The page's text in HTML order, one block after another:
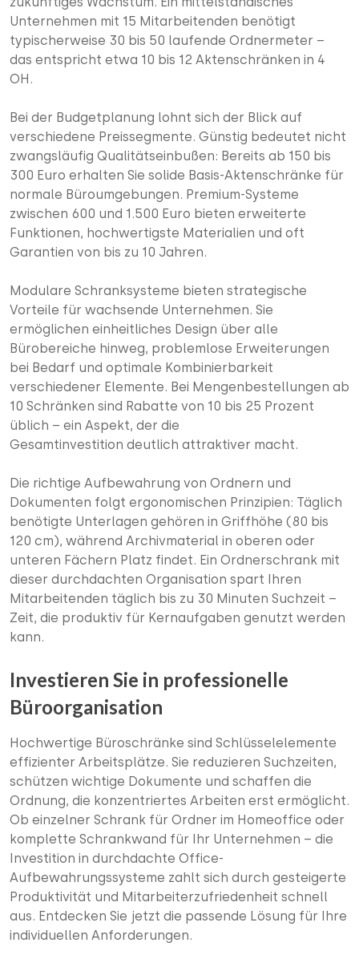
Unternehmen mit 15 Mitarbeitenden benötigt
typischerweise 30 bis 50 laufende Ordnermeter –
das entspricht etwa 10 bis 12 Aktenschränken in 4
OH.
Bei der Budgetplanung lohnt sich der Blick auf
verschiedene Preissegmente. Günstig bedeutet nicht
zwangsläufig Qualitätseinbußen: Bereits ab 150 bis
300 Euro erhalten Sie solide Basis-Aktenschränke für
normale Büroumgebungen. Premium-Systeme
zwischen 600 und 1.500 Euro bieten erweiterte
Funktionen, hochwertigste Materialien und oft
Garantien von bis zu 10 Jahren.
Modulare Schranksysteme bieten strategische
Vorteile für wachsende Unternehmen. Sie
ermöglichen einheitliches Design über alle
Bürobereiche hinweg, problemlose Erweiterungen
bei Bedarf und optimale Kombinierbarkeit
verschiedener Elemente. Bei Mengenbestellungen ab
10 Schränken sind Rabatte von 10 bis 25 Prozent
üblich – ein Aspekt, der die
Gesamtinvestition deutlich attraktiver macht.
Die richtige Aufbewahrung von Ordnern und
Dokumenten folgt ergonomischen Prinzipien: Täglich
benötigte Unterlagen gehören in Griffhöhe (80 bis
120 cm), während Archivmaterial in oberen oder
unteren Fächern Platz findet. Ein Ordnerschrank mit
dieser durchdachten Organisation spart Ihren
Mitarbeitenden täglich bis zu 30 Minuten Suchzeit –
Zeit, die produktiv für Kernaufgaben genutzt werden
kann.
Investieren Sie in professionelle
Büroorganisation
Hochwertige Büroschränke sind Schlüsselelemente
effizienter Arbeitsplätze. Sie reduzieren Suchzeiten,
schützen wichtige Dokumente und schaffen die
Ordnung, die konzentriertes Arbeiten erst ermöglicht.
Ob einzelner Schrank für Ordner im Homeoffice oder
komplette Schrankwand für Ihr Unternehmen – die
Investition in durchdachte Office-
Aufbewahrungssysteme zahlt sich durch gesteigerte
Produktivität und Mitarbeiterzufriedenheit schnell
aus. Entdecken Sie jetzt die passende Lösung für Ihre
individuellen Anforderungen.